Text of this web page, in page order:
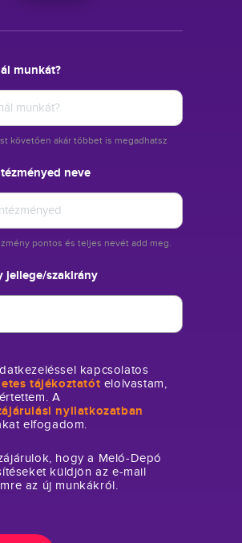
munkát?
követően akár többet is megadhatsz
neve
pontos és teljes nevét add meg.
jellege/szakirány
kapcsolatos
tájékoztatót elolvastam,
A
nyilatkozatban
elfogadom.
hogy a Meló-Depó
küldjön az e-mail
az új munkákról.